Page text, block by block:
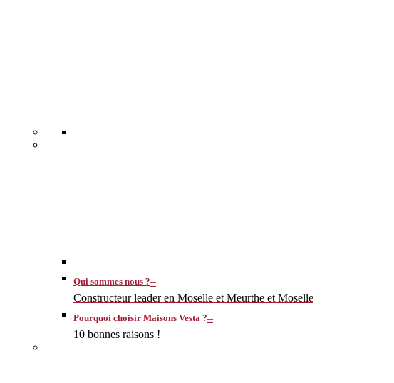
Qui sommes nous ?–
Constructeur leader en Moselle et Meurthe et Moselle
Pourquoi choisir Maisons Vesta ?–
10 bonnes raisons !